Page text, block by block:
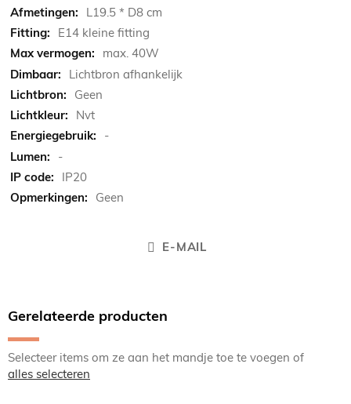
L19.5 * D8 cm
E14 kleine fitting
max. 40W
Lichtbron afhankelijk
Geen
Nvt
-
-
IP20
Geen
E-MAIL
Gerelateerde producten
Selecteer items om ze aan het mandje toe te voegen of
alles selecteren